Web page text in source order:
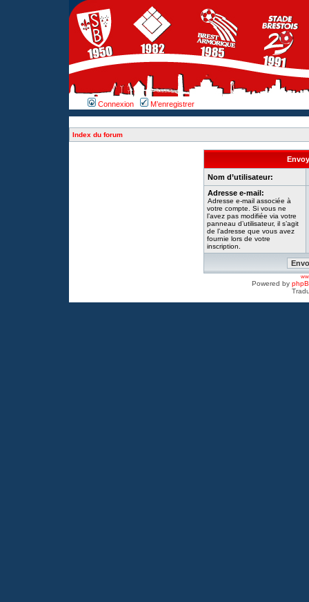
Connexion M’enregistrer
Index du forum
Nom d’utilisateur:
Adresse e-mail:
Adresse e-mail associée à
votre compte. Si vous ne
l’avez pas modifiée via votre
panneau d’utilisateur, il s’agit
de l’adresse que vous avez
fournie lors de votre
inscription.
Powered by